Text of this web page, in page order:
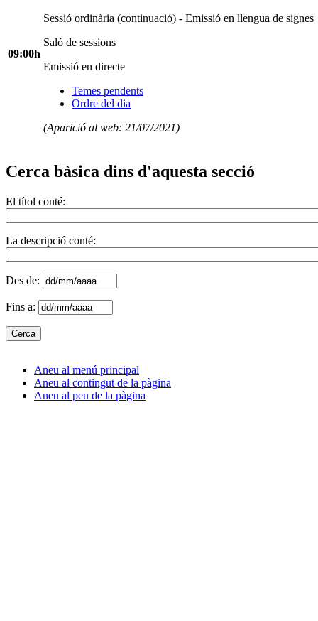
09:00h
Sessió ordinària (continuació) - Emissió en llengua de signes
Saló de sessions
Emissió en directe
Temes pendents
Ordre del dia
(Aparició al web: 21/07/2021)
Cerca bàsica dins d'aquesta secció
El títol conté:
La descripció conté:
Des de:
Fins a:
Aneu al menú principal
Aneu al contingut de la pàgina
Aneu al peu de la pàgina